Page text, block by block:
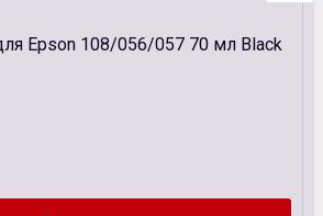
Epson 108/056/057 70 мл Black